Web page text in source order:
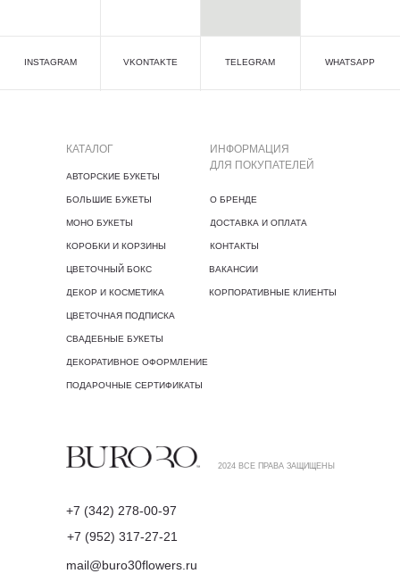
VKONTAKTE TELEGRAM WHATSAPP
INSTAGRAM
КАТАЛОГ
mail@buro30flowers.ru
+7 (342) 278-00-97
АВТОРСКИЕ БУКЕТЫ
БОЛЬШИЕ БУКЕТЫ
МОНО БУКЕТЫ
КОРОБКИ И КОРЗИНЫ
ЦВЕТОЧНЫЙ БОКС
ДЕКОР И КОСМЕТИКА
ЦВЕТОЧНАЯ ПОДПИСКА
СВАДЕБНЫЕ БУКЕТЫ
ДЕКОРАТИВНОЕ ОФОРМЛЕНИЕ
ИНФОРМАЦИЯ
ДЛЯ ПОКУПАТЕЛЕЙ
О БРЕНДЕ
ДОСТАВКА И ОПЛАТА
КОНТАКТЫ
ПОДАРОЧНЫЕ СЕРТИФИКАТЫ
+7 (952) 317-27-21
2024 ВСЕ ПРАВА ЗАЩИЩЕНЫ
ВАКАНСИИ
КОРПОРАТИВНЫЕ КЛИЕНТЫ